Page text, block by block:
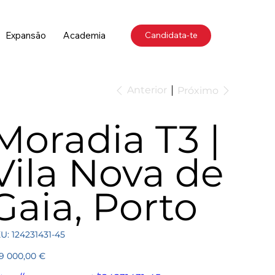
Expansão Academia Candidata-te
Anterior Próximo
T3 |
Nova de
Porto
SKU
124231431-
124231431-45
000,00 €